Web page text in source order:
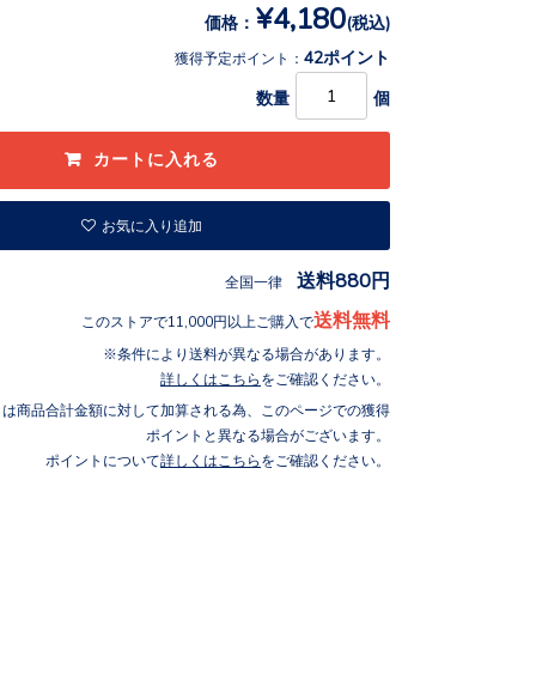
価格： ¥4,180(税込)
獲得予定ポイント： 42ポイント
数量 個
お気に入り追加
全国一律 送料880円
このストアで11,000円以上ご購入で送料無料
条件により送料が異なる場合があります。
詳しくはこちら をご確認ください。
商品合計金額に対して加算される為、このページでの獲得
ポイントと異なる場合がございます。
ポイントについて詳しくはこちら をご確認ください。